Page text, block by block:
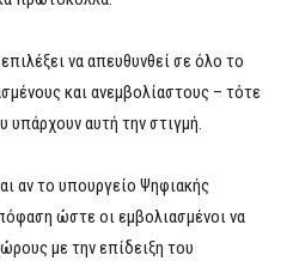
να απευθυνθεί σε όλο το
και ανεμβολίαστους – τότε
αυτή την στιγμή.
αν το υπουργείο Ψηφιακής
ώστε οι εμβολιασμένοι να
με την επίδειξη του